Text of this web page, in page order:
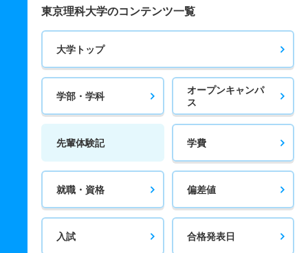
東京理科大学のコンテンツ一覧
大学トップ
学部・学科
オープンキャンパ
ス
先輩体験記 学費
就職・資格 偏差値
入試 合格発表日